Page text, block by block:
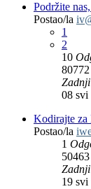
Podržite
Postao/la
1
2
10
80772
08 svi
Kodirajte za
Postao/la
1
50463
19 svi